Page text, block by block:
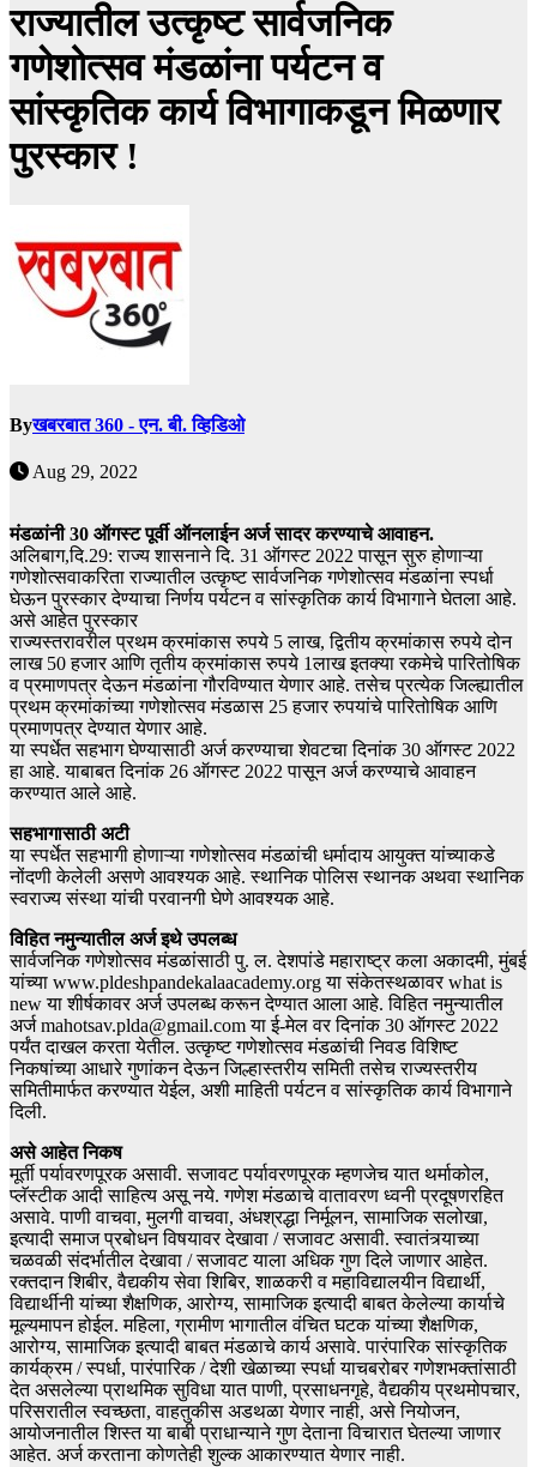
राज्यातील उत्कृष्ट सार्वजनिक
गणेशोत्सव मंडळांना पर्यटन व
सांस्कृतिक कार्य विभागाकडून मिळणार
पुरस्कार !
Byखबरबात 360 - एन. बी. व्हिडिओ
Aug 29, 2022
मंडळांनी 30 ऑगस्ट पूर्वी ऑनलाईन अर्ज सादर करण्याचे आवाहन.
अलिबाग,दि.29: राज्य शासनाने दि. 31 ऑगस्ट 2022 पासून सुरु होणाऱ्या
गणेशोत्सवाकरिता राज्यातील उत्कृष्ट सार्वजनिक गणेशोत्सव मंडळांना स्पर्धा
घेऊन पुरस्कार देण्याचा निर्णय पर्यटन व सांस्कृतिक कार्य विभागाने घेतला आहे.
असे आहेत पुरस्कार
राज्यस्तरावरील प्रथम क्रमांकास रुपये 5 लाख, द्वितीय क्रमांकास रुपये दोन
लाख 50 हजार आणि तृतीय क्रमांकास रुपये 1लाख इतक्या रकमेचे पारितोषिक
व प्रमाणपत्र देऊन मंडळांना गौरविण्यात येणार आहे. तसेच प्रत्येक जिल्ह्यातील
प्रथम क्रमांकांच्या गणेशोत्सव मंडळास 25 हजार रुपयांचे पारितोषिक आणि
प्रमाणपत्र देण्यात येणार आहे.
या स्पर्धेत सहभाग घेण्यासाठी अर्ज करण्याचा शेवटचा दिनांक 30 ऑगस्ट 2022
हा आहे. याबाबत दिनांक 26 ऑगस्ट 2022 पासून अर्ज करण्याचे आवाहन
करण्यात आले आहे.
सहभागासाठी अटी
या स्पर्धेत सहभागी होणाऱ्या गणेशोत्सव मंडळांची धर्मादाय आयुक्त यांच्याकडे
नोंदणी केलेली असणे आवश्यक आहे. स्थानिक पोलिस स्थानक अथवा स्थानिक
स्वराज्य संस्था यांची परवानगी घेणे आवश्यक आहे.
विहित नमुन्यातील अर्ज इथे उपलब्ध
सार्वजनिक गणेशोत्सव मंडळांसाठी पु. ल. देशपांडे महाराष्ट्र कला अकादमी, मुंबई
यांच्या www.pldeshpandekalaacademy.org या संकेतस्थळावर what is
new या शीर्षकावर अर्ज उपलब्ध करून देण्यात आला आहे. विहित नमुन्यातील
अर्ज mahotsav.plda@gmail.com या ई-मेल वर दिनांक 30 ऑगस्ट 2022
पर्यंत दाखल करता येतील. उत्कृष्ट गणेशोत्सव मंडळांची निवड विशिष्ट
निकषांच्या आधारे गुणांकन देऊन जिल्हास्तरीय समिती तसेच राज्यस्तरीय
समितीमार्फत करण्यात येईल, अशी माहिती पर्यटन व सांस्कृतिक कार्य विभागाने
दिली.
असे आहेत निकष
मूर्ती पर्यावरणपूरक असावी. सजावट पर्यावरणपूरक म्हणजेच यात थर्माकोल,
प्लॅस्टीक आदी साहित्य असू नये. गणेश मंडळाचे वातावरण ध्वनी प्रदूषणरहित
असावे. पाणी वाचवा, मुलगी वाचवा, अंधश्रद्धा निर्मूलन, सामाजिक सलोखा,
इत्यादी समाज प्रबोधन विषयावर देखावा / सजावट असावी. स्वातंत्र्याच्या
चळवळी संदर्भातील देखावा / सजावट याला अधिक गुण दिले जाणार आहेत.
रक्तदान शिबीर, वैद्यकीय सेवा शिबिर, शाळकरी व महाविद्यालयीन विद्यार्थी,
विद्यार्थीनी यांच्या शैक्षणिक, आरोग्य, सामाजिक इत्यादी बाबत केलेल्या कार्याचे
मूल्यमापन होईल. महिला, ग्रामीण भागातील वंचित घटक यांच्या शैक्षणिक,
आरोग्य, सामाजिक इत्यादी बाबत मंडळाचे कार्य असावे. पारंपारिक सांस्कृतिक
कार्यक्रम / स्पर्धा, पारंपारिक / देशी खेळाच्या स्पर्धा याचबरोबर गणेशभक्तांसाठी
देत असलेल्या प्राथमिक सुविधा यात पाणी, प्रसाधनगृहे, वैद्यकीय प्रथमोपचार,
परिसरातील स्वच्छता, वाहतुकीस अडथळा येणार नाही, असे नियोजन,
आयोजनातील शिस्त या बाबी प्राधान्याने गुण देताना विचारात घेतल्या जाणार
आहेत. अर्ज करताना कोणतेही शुल्क आकारण्यात येणार नाही.